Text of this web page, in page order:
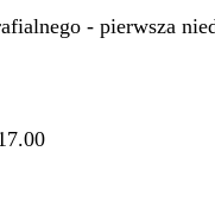
- pierwsza